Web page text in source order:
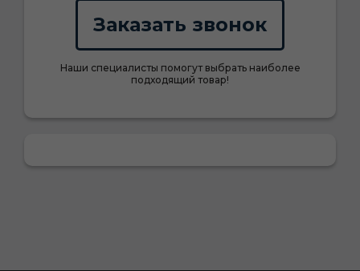
Заказать звонок
Наши специалисты помогут выбрать наиболее
подходящий товар!